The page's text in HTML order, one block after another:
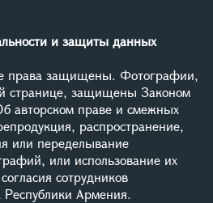
и защиты данных
права защищены. Фотографии,
странице, защищены Законом
авторском праве и смежных
распространение,
или переделывание
или использование их
сотрудников
Республики Армения.